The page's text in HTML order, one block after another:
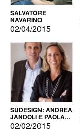
SALVATORE
NAVARINO
02/04/2015
SUDESIGN: ANDREA
JANDOLI E PAOLA
PISAPIA
02/02/2015